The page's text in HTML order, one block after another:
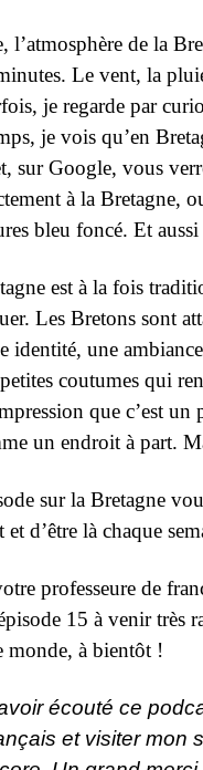
l’atmosphère de la
Le vent, la
je regarde par
je vois qu’en
sur Google, vous
à la Bretagne,
bleu foncé. Et
est à la fois
Les Bretons sont
identité, une
coutumes qui
que c’est
un endroit à part.
sur la Bretagne
et d’être là chaque
professeure de
15 à venir très
monde, à bientôt !
écouté ce
et visiter mon